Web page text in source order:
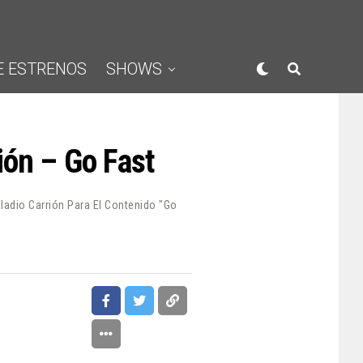
ESTRENOS SHOWS
– Go Fast
Carrión Para El Contenido "Go